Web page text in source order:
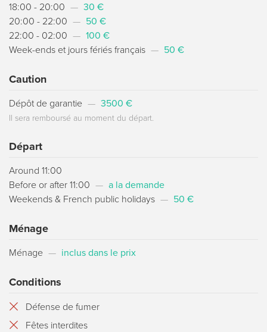
18:00 - 20:00 — 30 €
20:00 - 22:00 — 50 €
22:00 - 02:00 — 100 €
Week-ends et jours fériés français — 50 €
Caution
Dépôt de garantie — 3500 €
Il sera remboursé au moment du départ.
Départ
Around 11:00
Before or after 11:00 — a la demande
Weekends & French public holidays — 50 €
Ménage
Ménage — inclus dans le prix
Conditions
Défense de fumer
Fêtes interdites